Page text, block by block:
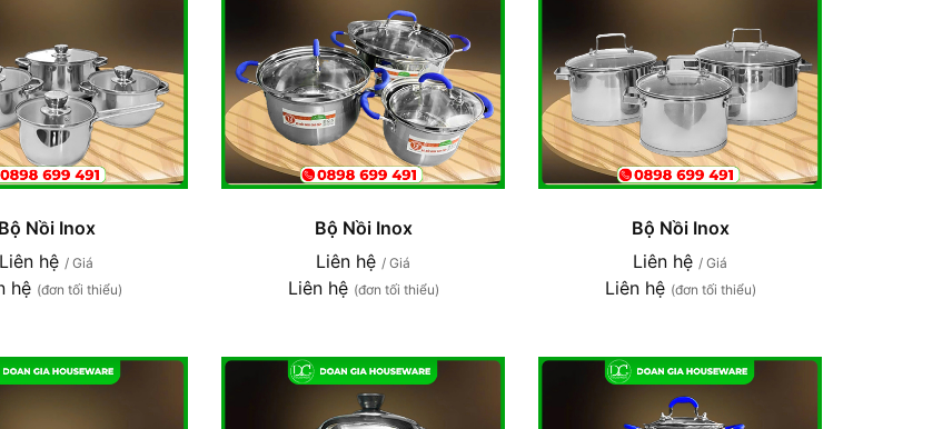
Bộ Nồi Inox
Liên hệ / Giá
hệ (đơn tối thiểu)
Bộ Nồi Inox
Liên hệ / Giá
Liên hệ (đơn tối thiểu)
Bộ Nồi Inox
Liên hệ / Giá
Liên hệ (đơn tối thiểu)